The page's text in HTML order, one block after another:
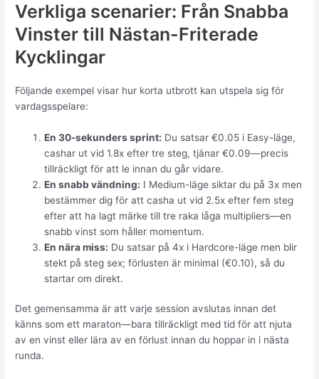
Verkliga scenarier: Från Snabba
Vinster till Nästan-Friterade
Kycklingar
Följande exempel visar hur korta utbrott kan utspela sig för
vardagsspelare:
En 30-sekunders sprint: Du satsar €0.05 i Easy-läge,
cashar ut vid 1.8x efter tre steg, tjänar €0.09—precis
tillräckligt för att le innan du går vidare.
En snabb vändning: I Medium-läge siktar du på 3x men
bestämmer dig för att casha ut vid 2.5x efter fem steg
efter att ha lagt märke till tre raka låga multipliers—en
snabb vinst som håller momentum.
En nära miss: Du satsar på 4x i Hardcore-läge men blir
stekt på steg sex; förlusten är minimal (€0.10), så du
startar om direkt.
Det gemensamma är att varje session avslutas innan det
känns som ett maraton—bara tillräckligt med tid för att njuta
av en vinst eller lära av en förlust innan du hoppar in i nästa
runda.